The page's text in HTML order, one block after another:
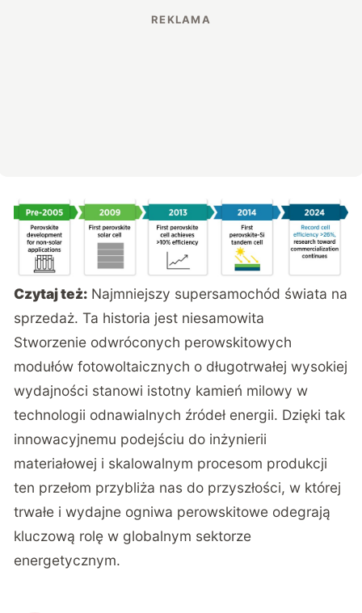
Czytaj też: Najmniejszy supersamochód świata na
sprzedaż. Ta historia jest niesamowita
Stworzenie odwróconych perowskitowych
modułów fotowoltaicznych o długotrwałej wysokiej
wydajności stanowi istotny kamień milowy w
technologii odnawialnych źródeł energii. Dzięki tak
innowacyjnemu podejściu do inżynierii
materiałowej i skalowalnym procesom produkcji
ten przełom przybliża nas do przyszłości, w której
trwałe i wydajne ogniwa perowskitowe odegrają
kluczową rolę w globalnym sektorze
energetycznym.